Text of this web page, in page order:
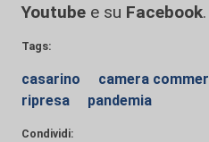
Youtube e su Facebook.
Tags:
casarino camera
ripresa
pandemia
Condividi: